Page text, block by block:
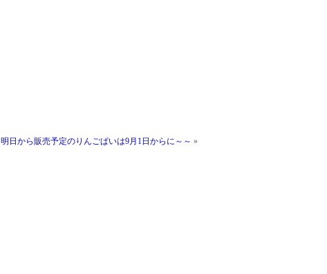
明日から販売予定のりんごぱいは9月1日からに～～ »